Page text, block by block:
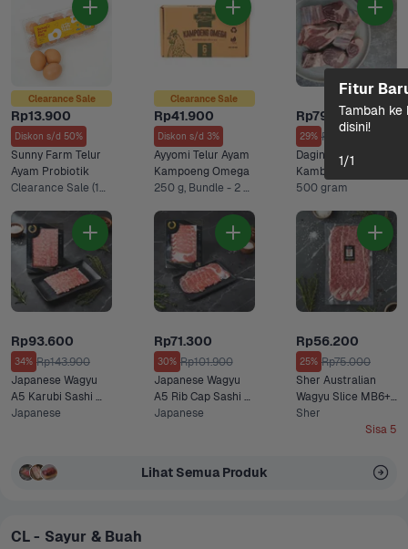
Clearance Sale
Rp13.900
Diskon s/d 50%
Sunny Farm Telur
Ayam Probiotik
Clearance Sale (10 Pcs), 10 pcs +1 Lainnya
Clearance Sale
Rp41.900
Diskon s/d 3%
Ayyomi Telur Ayam
Kampoeng Omega
250 g, Bundle - 2 x 250 g*
Rp79.900
29% Rp112.900
Daging Paha
Kambing
500 gram
Rp93.600
34% Rp143.900
Japanese Wagyu
A5 Karubi Sashi
100 gram
Japanese
Rp71.300
30% Rp101.900
Japanese Wagyu
A5 Rib Cap Sashi
100 gram
Japanese
Rp56.200
25% Rp75.000
Sher Australian
Wagyu Slice MB6+
Lean Premium 150
Sher
Sisa 5
Lihat Semua Produk
CL - Sayur & Buah
Fitur
Tambah ke
disini!
1/1